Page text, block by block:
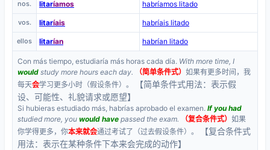
nos. litaríamos habríamos litado
vos. litaríais habríais litado
ellos litarían habrían litado
Con más tiempo, estudiaría más horas cada día. With more time, I
would study more hours each day. （简单条件式） 如果有更多时间，我
每天会学习更多小时（假设条件）。
【简单条件式用法：表示假
设、可能性、礼貌请求或愿望】
Si hubieras estudiado más, habrías aprobado el examen. If you had
studied more, you would have passed the exam. （复合条件式） 如果
你学得更多，你本来就会通过考试了（过去假设条件）。
【复合条件式
用法：表示在某种条件下本来会完成的动作】